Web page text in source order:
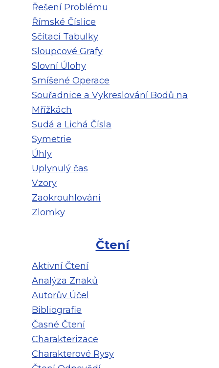
Řešení Problému
Římské Číslice
Sčítací Tabulky
Sloupcové Grafy
Slovní Úlohy
Smíšené Operace
Souřadnice a Vykreslování Bodů na
Mřížkách
Sudá a Lichá Čísla
Symetrie
Úhly
Uplynulý čas
Vzory
Zaokrouhlování
Zlomky
Čtení
Aktivní Čtení
Analýza Znaků
Autorův Účel
Bibliografie
Časné Čtení
Charakterizace
Charakterové Rysy